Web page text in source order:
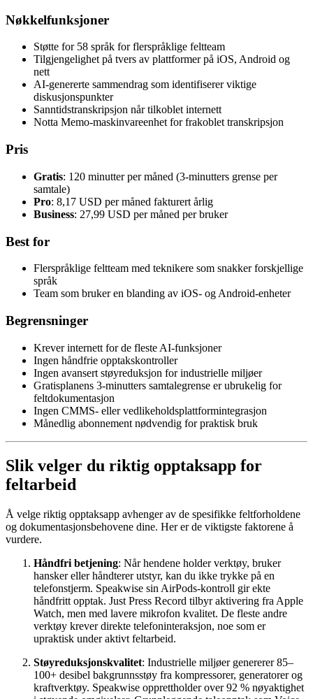
Nøkkelfunksjoner
Støtte for 58 språk for flerspråklige feltteam
Tilgjengelighet på tvers av plattformer på iOS, Android og
nett
AI-genererte sammendrag som identifiserer viktige
diskusjonspunkter
Sanntidstranskripsjon når tilkoblet internett
Notta Memo-maskinvareenhet for frakoblet transkripsjon
Pris
Gratis: 120 minutter per måned (3-minutters grense per
samtale)
Pro: 8,17 USD per måned fakturert årlig
Business: 27,99 USD per måned per bruker
Best for
Flerspråklige feltteam med teknikere som snakker forskjellige
språk
Team som bruker en blanding av iOS- og Android-enheter
Begrensninger
Krever internett for de fleste AI-funksjoner
Ingen håndfrie opptakskontroller
Ingen avansert støyreduksjon for industrielle miljøer
Gratisplanens 3-minutters samtalegrense er ubrukelig for
feltdokumentasjon
Ingen CMMS- eller vedlikeholdsplattformintegrasjon
Månedlig abonnement nødvendig for praktisk bruk
Slik velger du riktig opptaksapp for
feltarbeid
Å velge riktig opptaksapp avhenger av de spesifikke feltforholdene
og dokumentasjonsbehovene dine. Her er de viktigste faktorene å
vurdere.
Håndfri betjening: Når hendene holder verktøy, bruker
hansker eller håndterer utstyr, kan du ikke trykke på en
telefonstjerm. Speakwise sin AirPods-kontroll gir ekte
håndfritt opptak. Just Press Record tilbyr aktivering fra Apple
Watch, men med lavere mikrofon kvalitet. De fleste andre
verktøy krever direkte telefoninteraksjon, noe som er
upraktisk under aktivt feltarbeid.
Støyreduksjonskvalitet: Industrielle miljøer genererer 85–
100+ desibel bakgrunnsstøy fra kompressorer, generatorer og
kraftverktøy. Speakwise opprettholder over 92 % nøyaktighet